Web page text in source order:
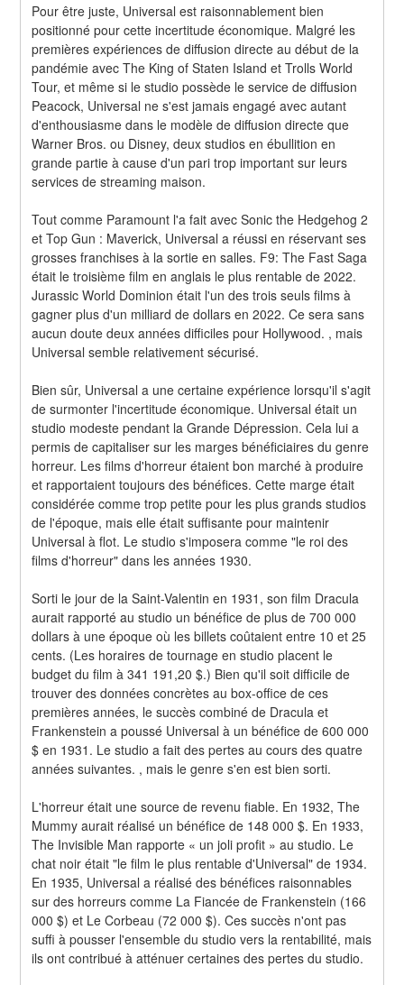
Pour être juste, Universal est raisonnablement bien
positionné pour cette incertitude économique. Malgré les
premières expériences de diffusion directe au début de la
pandémie avec The King of Staten Island et Trolls World
Tour, et même si le studio possède le service de diffusion
Peacock, Universal ne s'est jamais engagé avec autant
d'enthousiasme dans le modèle de diffusion directe que
Warner Bros. ou Disney, deux studios en ébullition en
grande partie à cause d'un pari trop important sur leurs
services de streaming maison.
Tout comme Paramount l'a fait avec Sonic the Hedgehog 2
et Top Gun : Maverick, Universal a réussi en réservant ses
grosses franchises à la sortie en salles. F9: The Fast Saga
était le troisième film en anglais le plus rentable de 2022.
Jurassic World Dominion était l'un des trois seuls films à
gagner plus d'un milliard de dollars en 2022. Ce sera sans
aucun doute deux années difficiles pour Hollywood. , mais
Universal semble relativement sécurisé.
Bien sûr, Universal a une certaine expérience lorsqu'il s'agit
de surmonter l'incertitude économique. Universal était un
studio modeste pendant la Grande Dépression. Cela lui a
permis de capitaliser sur les marges bénéficiaires du genre
horreur. Les films d'horreur étaient bon marché à produire
et rapportaient toujours des bénéfices. Cette marge était
considérée comme trop petite pour les plus grands studios
de l'époque, mais elle était suffisante pour maintenir
Universal à flot. Le studio s'imposera comme "le roi des
films d'horreur" dans les années 1930.
Sorti le jour de la Saint-Valentin en 1931, son film Dracula
aurait rapporté au studio un bénéfice de plus de 700 000
dollars à une époque où les billets coûtaient entre 10 et 25
cents. (Les horaires de tournage en studio placent le
budget du film à 341 191,20 $.) Bien qu'il soit difficile de
trouver des données concrètes au box-office de ces
premières années, le succès combiné de Dracula et
Frankenstein a poussé Universal à un bénéfice de 600 000
$ en 1931. Le studio a fait des pertes au cours des quatre
années suivantes. , mais le genre s'en est bien sorti.
L'horreur était une source de revenu fiable. En 1932, The
Mummy aurait réalisé un bénéfice de 148 000 $. En 1933,
The Invisible Man rapporte « un joli profit » au studio. Le
chat noir était "le film le plus rentable d'Universal" de 1934.
En 1935, Universal a réalisé des bénéfices raisonnables
sur des horreurs comme La Fiancée de Frankenstein (166
000 $) et Le Corbeau (72 000 $). Ces succès n'ont pas
suffi à pousser l'ensemble du studio vers la rentabilité, mais
ils ont contribué à atténuer certaines des pertes du studio.